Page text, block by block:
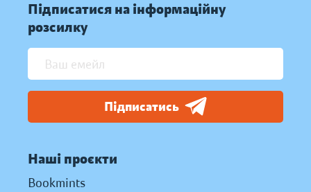
Підписатися на інформаційну
розсилку
Підписатись
Наші проєкти
Bookmints